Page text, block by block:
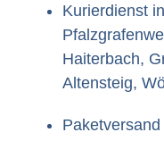
Kurierdienst
Haiterbach,
Altensteig,